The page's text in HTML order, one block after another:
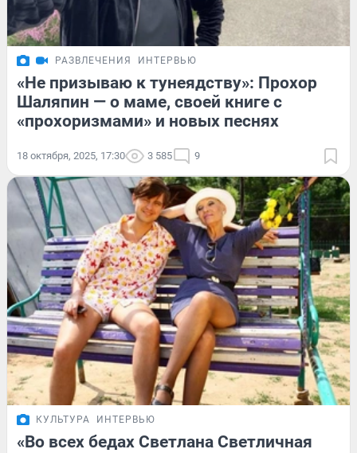
РАЗВЛЕЧЕНИЯ ИНТЕРВЬЮ
«Не призываю к тунеядству»: Прохор
Шаляпин — о маме, своей книге с
«прохоризмами» и новых песнях
18 октября, 2025, 17:30 3 585 9
КУЛЬТУРА ИНТЕРВЬЮ
«Во всех бедах Светлана Светличная